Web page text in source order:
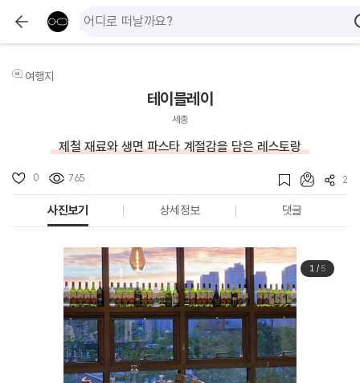
여행지
테이블레이
세종
제철 재료와 생면 파스타 계절감을 담은 레스토랑
0 765 2
사진보기 상세정보 댓글
1/ 5